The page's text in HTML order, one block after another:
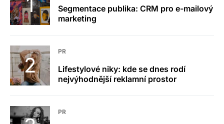
Segmentace publika: CRM pro e-mailový
marketing
PR
Lifestylové niky: kde se dnes rodí
nejvýhodnější reklamní prostor
PR